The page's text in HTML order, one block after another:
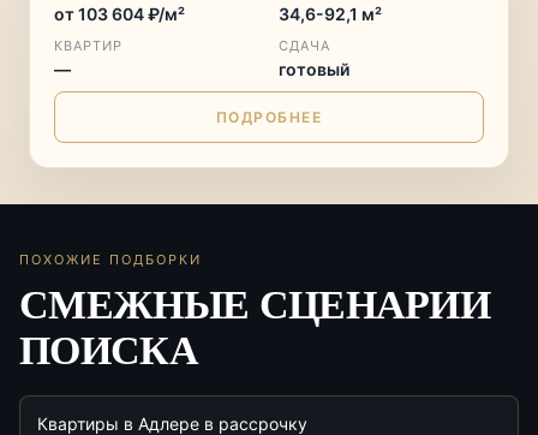
от 103 604 ₽/м² 34,6-92,1 м²
КВАРТИР
—
СДАЧА
готовый
ПОДРОБНЕЕ
ПОХОЖИЕ ПОДБОРКИ
СМЕЖНЫЕ СЦЕНАРИИ
ПОИСКА
Квартиры в Адлере в рассрочку